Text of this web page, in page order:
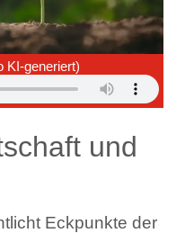
KI-generiert)
und
Eckpunkte der